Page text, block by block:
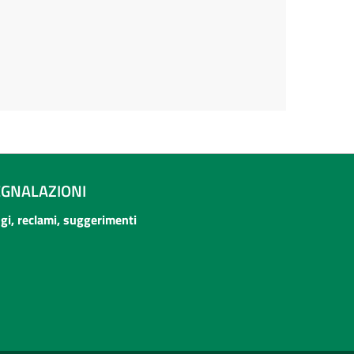
reclami, suggerimenti